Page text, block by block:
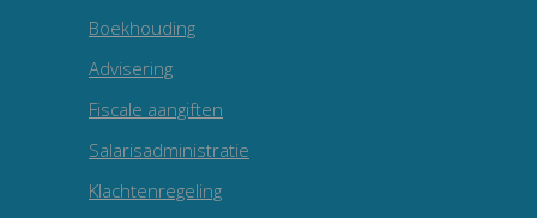
Boekhouding
Advisering
Fiscale aangiften
Salarisadministratie
Klachtenregeling